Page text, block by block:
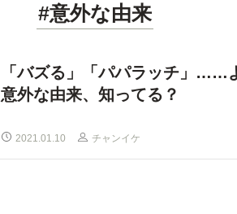
#意外な由来
「バズる」「パパラッチ」……
意外な由来、知ってる？
2021.01.10 チャンイケ